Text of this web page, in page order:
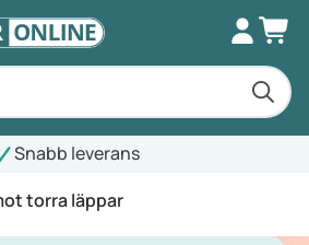
Snabb leverans
torra läppar